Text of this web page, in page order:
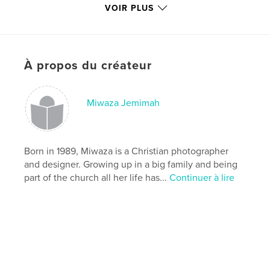
Text
John Prescott Unger
Editing & Layout
VOIR PLUS
À propos du créateur
Miwaza Jemimah
Born in 1989, Miwaza is a Christian photographer
and designer. Growing up in a big family and being
part of the church all her life has...Continuer à lire